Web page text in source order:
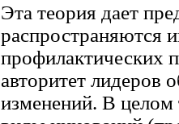
Эта теория дает
распространяются
профилактических
авторитет лидеров
изменений. В целом